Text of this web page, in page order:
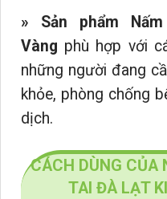
»
Sản phẩm
Vàng phù hợp với
những người đang
khỏe, phòng chống
dịch.
CÁCH DÙNG CỦA
TAI ĐÀ LẠT